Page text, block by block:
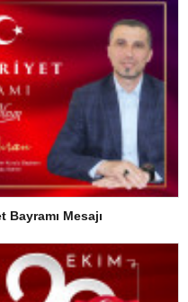
Bayramı Mesajı